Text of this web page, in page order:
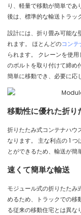
り、軽量で移動が簡単で
後は、標準的な輸送トラッ
設計には、折り畳み可能な
れます。 ほとんどのコンテ
られます。 クレーンを使
のボルトを取り付けて締め
簡単に移動でき、必要に応
移動性に優れた折
折りたたみ式コンテナハウ
なります。 主な利点の 1
とができるため、輸送が簡
速くて簡単な輸送
モジュール式の折りたたみ
めるため、トラックでの移
る従来の移動住宅とは異な